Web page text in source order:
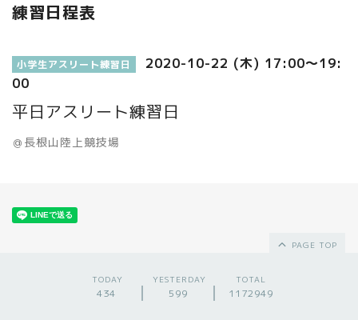
練習日程表
小学生アスリート練習日
2020-10-22 (木) 17:00～19:
00
平日アスリート練習日
＠長根山陸上競技場
PAGE TOP
TODAY
434
YESTERDAY
599
TOTAL
1172949